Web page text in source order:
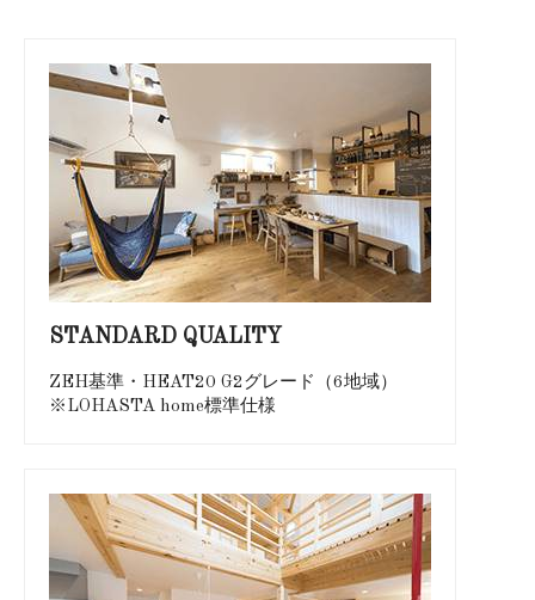
STANDARD QUALITY
ZEH基準・HEAT20 G2グレード（6地域）
※LOHASTA home標準仕様